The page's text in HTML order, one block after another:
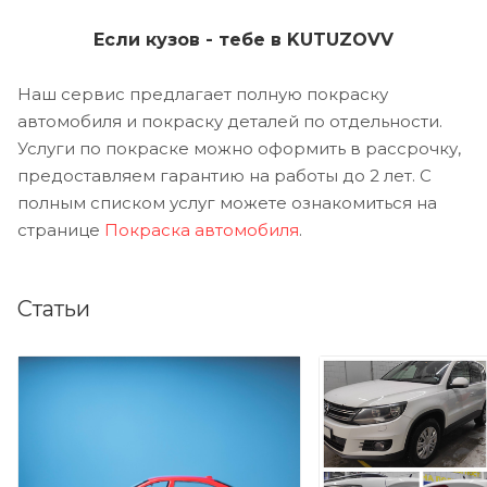
Если кузов - тебе в KUTUZOVV
Наш сервис предлагает полную покраску
автомобиля и покраску деталей по отдельности.
Услуги по покраске можно оформить в рассрочку,
предоставляем гарантию на работы до 2 лет. С
полным списком услуг можете ознакомиться на
странице Покраска автомобиля.
Статьи